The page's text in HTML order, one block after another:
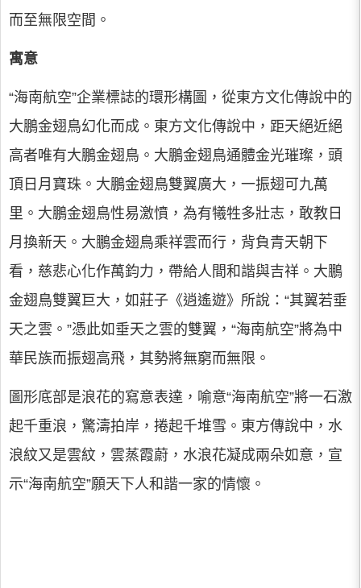
而至無限空間。
寓意
“海南航空”企業標誌的環形構圖，從東方文化傳說中的
大鵬金翅鳥幻化而成。東方文化傳說中，距天絕近絕
高者唯有大鵬金翅鳥。大鵬金翅鳥通體金光璀璨，頭
頂日月寶珠。大鵬金翅鳥雙翼廣大，一振翅可九萬
里。大鵬金翅鳥性易激憤，為有犧牲多壯志，敢教日
月換新天。大鵬金翅鳥乘祥雲而行，背負青天朝下
看，慈悲心化作萬鈞力，帶給人間和諧與吉祥。大鵬
金翅鳥雙翼巨大，如莊子《逍遙遊》所說：“其翼若垂
天之雲。”憑此如垂天之雲的雙翼，“海南航空”將為中
華民族而振翅高飛，其勢將無窮而無限。
圖形底部是浪花的寫意表達，喻意“海南航空”將一石激
起千重浪，驚濤拍岸，捲起千堆雪。東方傳說中，水
浪紋又是雲紋，雲蒸霞蔚，水浪花凝成兩朵如意，宣
示“海南航空”願天下人和諧一家的情懷。